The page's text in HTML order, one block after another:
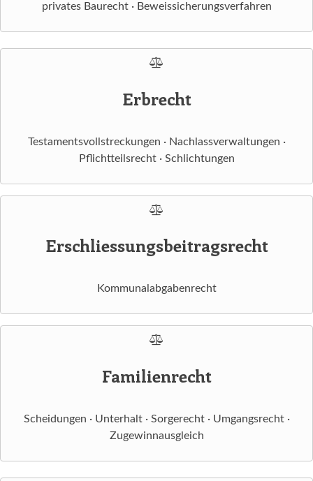
privates Baurecht · Beweissicherungsverfahren
Erbrecht
Testamentsvollstreckungen · Nachlassverwaltungen ·
Pflichtteilsrecht · Schlichtungen
Erschliessungsbeitragsrecht
Kommunalabgabenrecht
Familienrecht
Scheidungen · Unterhalt · Sorgerecht · Umgangsrecht ·
Zugewinnausgleich